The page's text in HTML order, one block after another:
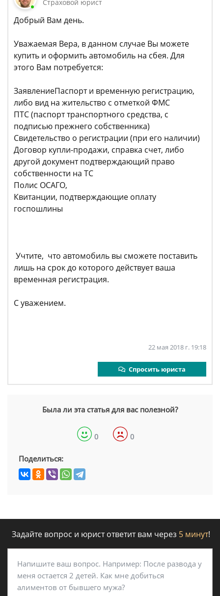
Страховой юрист
Добрый Вам день.
Уважаемая Вера, в данном случае Вы можете
купить и оформить автомобиль на сбея. Для
этого Вам потребуется:
ЗаявлениеПаспорт и временную регистрацию,
либо вид на жительство с отметкой ФМС
ПТС (паспорт транспортного средства, с
подписью прежнего собственника)
Свидетельство о регистрации (при его наличии)
Договор купли-продажи, справка счет, либо
другой документ подтверждающий право
собственности на ТС
Полис ОСАГО,
Квитанции, подтверждающие оплату
госпошлины
Учтите, что автомобиль вы сможете поставить
лишь на срок до которого действует ваша
временная регистрация.
С уважением.
22 мая 2018 г. 19:18
Спросить юриста
Была ли эта статья для вас полезной?
0 0
Поделиться:
Задайте вопрос и юрист ответит вам через 5 минут!